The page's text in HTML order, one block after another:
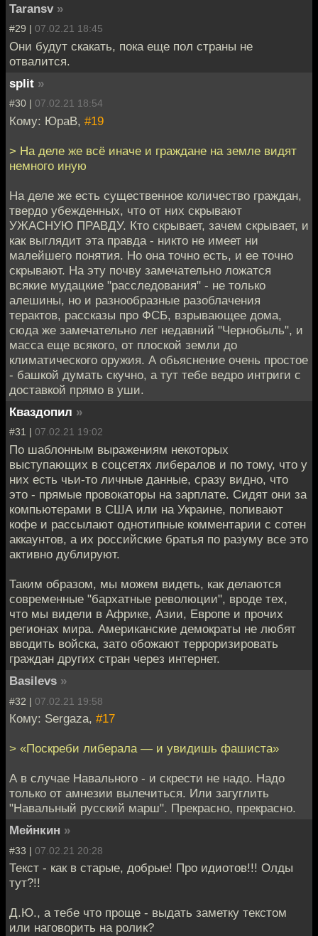
Taransv »
#29 | 07.02.21 18:45
Они будут скакать, пока еще пол страны не
отвалится.
split »
#30 | 07.02.21 18:54
Кому: ЮраВ, #19
> На деле же всё иначе и граждане на земле видят
немного иную
На деле же есть существенное количество граждан,
твердо убежденных, что от них скрывают
УЖАСНУЮ ПРАВДУ. Кто скрывает, зачем скрывает, и
как выглядит эта правда - никто не имеет ни
малейшего понятия. Но она точно есть, и ее точно
скрывают. На эту почву замечательно ложатся
всякие мудацкие "расследования" - не только
алешины, но и разнообразные разоблачения
терактов, рассказы про ФСБ, взрывающее дома,
сюда же замечательно лег недавний "Чернобыль", и
масса еще всякого, от плоской земли до
климатического оружия. А обьяснение очень простое
- башкой думать скучно, а тут тебе ведро интриги с
доставкой прямо в уши.
Кваздопил »
#31 | 07.02.21 19:02
По шаблонным выражениям некоторых
выступающих в соцсетях либералов и по тому, что у
них есть чьи-то личные данные, сразу видно, что
это - прямые провокаторы на зарплате. Сидят они за
компьютерами в США или на Украине, попивают
кофе и рассылают однотипные комментарии с сотен
аккаунтов, а их российские братья по разуму все это
активно дублируют.
Таким образом, мы можем видеть, как делаются
современные "бархатные революции", вроде тех,
что мы видели в Африке, Азии, Европе и прочих
регионах мира. Американские демократы не любят
вводить войска, зато обожают терроризировать
граждан других стран через интернет.
Basilevs »
#32 | 07.02.21 19:58
Кому: Sergaza, #17
> «Поскреби либерала — и увидишь фашиста»
А в случае Навального - и скрести не надо. Надо
только от амнезии вылечиться. Или загуглить
"Навальный русский марш". Прекрасно, прекрасно.
Мейнкин »
#33 | 07.02.21 20:28
Текст - как в старые, добрые! Про идиотов!!! Олды
тут?!!
Д.Ю., а тебе что проще - выдать заметку текстом
или наговорить на ролик?